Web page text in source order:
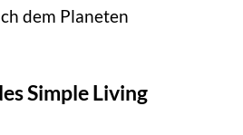
dem Planeten
Simple Living